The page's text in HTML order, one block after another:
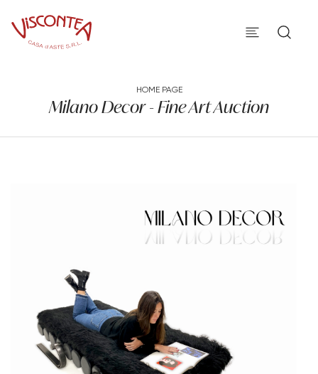
HOME PAGE
Milano Decor - Fine Art Auction